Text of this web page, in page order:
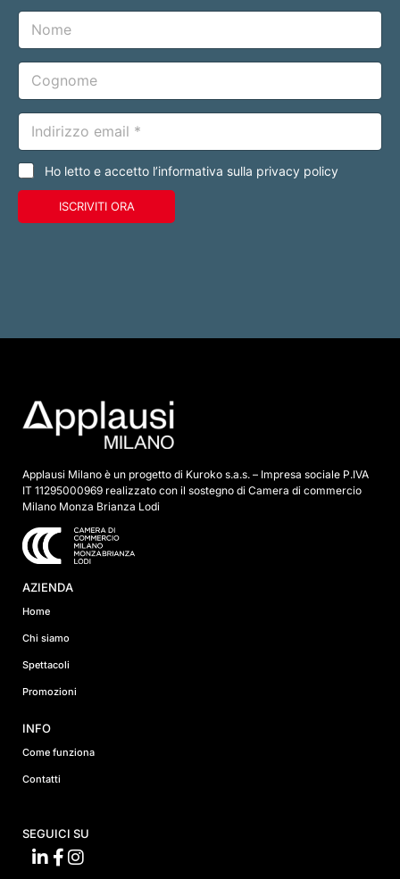
N
m
e
C
g
n
m
e
E
a
i
l
*
C
u
Ho letto e accetto l’informativa sulla privacy policy
ISCRIVITI ORA
Applausi Milano è un progetto di Kuroko s.a.s. – Impresa sociale P.IVA
IT 11295000969 realizzato con il sostegno di Camera di commercio
Milano Monza Brianza Lodi
AZIENDA
Home
Chi siamo
Spettacoli
Promozioni
INFO
Come funziona
Contatti
SEGUICI SU